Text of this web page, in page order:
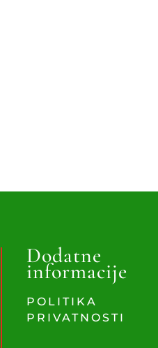
Dodatne
informacije
POLITIKA
PRIVATNOSTI